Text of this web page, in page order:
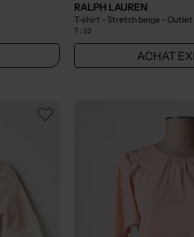
RALPH LAUREN
T-shirt - Stretch beige - Outlet
T :32
ACHAT